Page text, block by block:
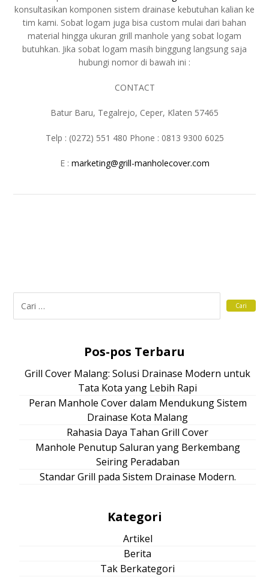
konsultasikan komponen sistem drainase kebutuhan kalian ke
tim kami. Sobat logam juga bisa custom mulai dari bahan
material hingga ukuran grill manhole yang sobat logam
butuhkan. Jika sobat logam masih binggung langsung saja
hubungi nomor di bawah ini :
CONTACT
Batur Baru, Tegalrejo, Ceper, Klaten 57465
Telp : (0272) 551 480 Phone : 0813 9300 6025
E : marketing@grill-manholecover.com
Pos-pos Terbaru
Grill Cover Malang: Solusi Drainase Modern untuk
Tata Kota yang Lebih Rapi
Peran Manhole Cover dalam Mendukung Sistem
Drainase Kota Malang
Rahasia Daya Tahan Grill Cover
Manhole Penutup Saluran yang Berkembang
Seiring Peradaban
Standar Grill pada Sistem Drainase Modern.
Kategori
Artikel
Berita
Tak Berkategori